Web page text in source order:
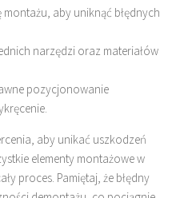
aby uniknąć błędnych
narzędzi oraz materiałów
pozycjonowanie
aby unikać uszkodzeń
elementy montażowe w
proces. Pamiętaj, że błędny